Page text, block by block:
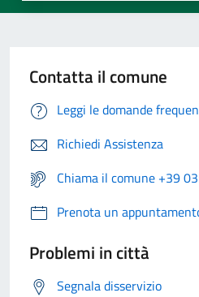
Contatta il comune
Leggi le domande
Richiedi Assistenza
Chiama il comune +39
Prenota un
Problemi in città
Segnala disservizio